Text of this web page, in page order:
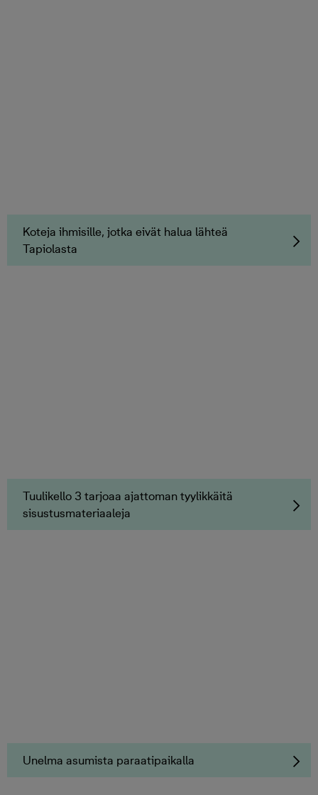
Koteja ihmisille, jotka eivät halua lähteä
Tapiolasta
Tuulikello 3 tarjoaa ajattoman tyylikkäitä
sisustusmateriaaleja
Unelma asumista paraatipaikalla